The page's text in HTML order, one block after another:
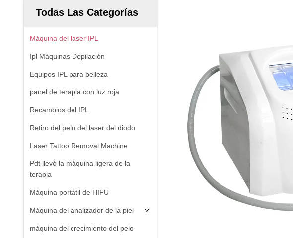
Todas Las Categorías
Máquina del laser IPL
Ipl Máquinas Depilación
Equipos IPL para belleza
panel de terapia con luz roja
Recambios del IPL
Retiro del pelo del laser del diodo
Laser Tattoo Removal Machine
Pdt llevó la máquina ligera de la
terapia
Máquina portátil de HIFU
Máquina del analizador de la piel
máquina del crecimiento del pelo